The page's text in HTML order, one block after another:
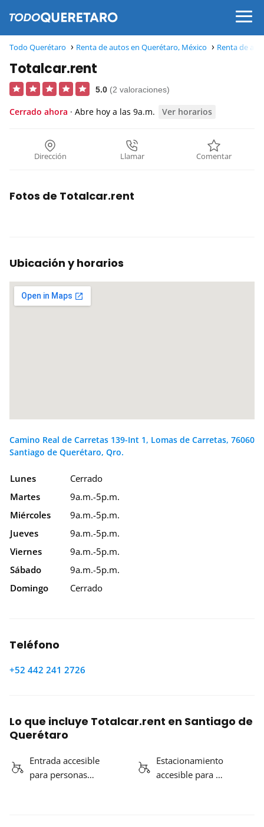
Todo Querétaro Renta de autos en Querétaro, México Renta de
Totalcar.rent
5.0 (2 valoraciones)
Cerrado ahora · Abre hoy a las 9a.m. Ver horarios
Dirección Llamar Comentar
Fotos de Totalcar.rent
Ubicación y horarios
Camino Real de Carretas 139-Int 1, Lomas de Carretas, 76060
Santiago de Querétaro, Qro.
Lunes
Cerrado
Martes
9a.m.-5p.m.
Miércoles
9a.m.-5p.m.
Jueves
9a.m.-5p.m.
Viernes
9a.m.-5p.m.
Sábado
9a.m.-5p.m.
Domingo
Cerrado
Teléfono
+52 442 241 2726
Lo que incluye Totalcar.rent en Santiago de
Querétaro
Entrada accesible
para personas…
Estacionamiento
accesible para …